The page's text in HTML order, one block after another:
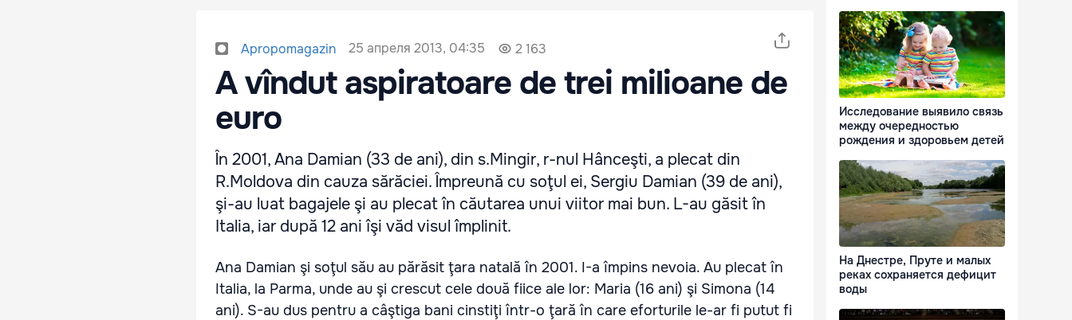
Apropomagazin 25 апреля 2013, 04:35 2 163
A vîndut aspiratoare de trei milioane de
euro
În 2001, Ana Damian (33 de ani), din s.Mingir, r-nul Hânceşti, a plecat din
R.Moldova din cauza sărăciei. Împreună cu soţul ei, Sergiu Damian (39 de ani),
şi-au luat bagajele şi au plecat în căutarea unui viitor mai bun. L-au găsit în
Italia, iar după 12 ani îşi văd visul împlinit.
Ana Damian şi soţul său au părăsit ţara natală în 2001. I-a împins nevoia. Au plecat în
Italia, la Parma, unde au şi crescut cele două fiice ale lor: Maria (16 ani) şi Simona (14
ani). S-au dus pentru a câştiga bani cinstiţi într-o ţară în care eforturile le-ar fi putut fi
Исследование выявило связь
между очередностью
рождения и здоровьем детей
На Днестре, Пруте и малых
реках сохраняется дефицит
воды